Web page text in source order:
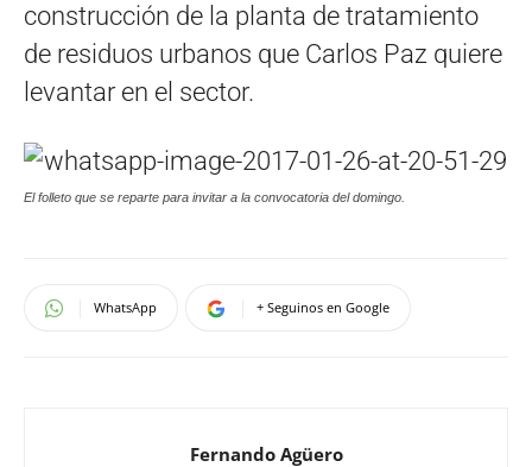
construcción de la planta de tratamiento
de residuos urbanos que Carlos Paz quiere
levantar en el sector.
El folleto que se reparte para invitar a la convocatoria del domingo.
WhatsApp + Seguinos en Google
Fernando Agüero